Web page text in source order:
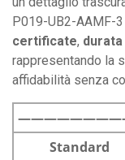
P019-UB2-AAMF-
certificate,
rappresentando la
affidabilità senza
Standard